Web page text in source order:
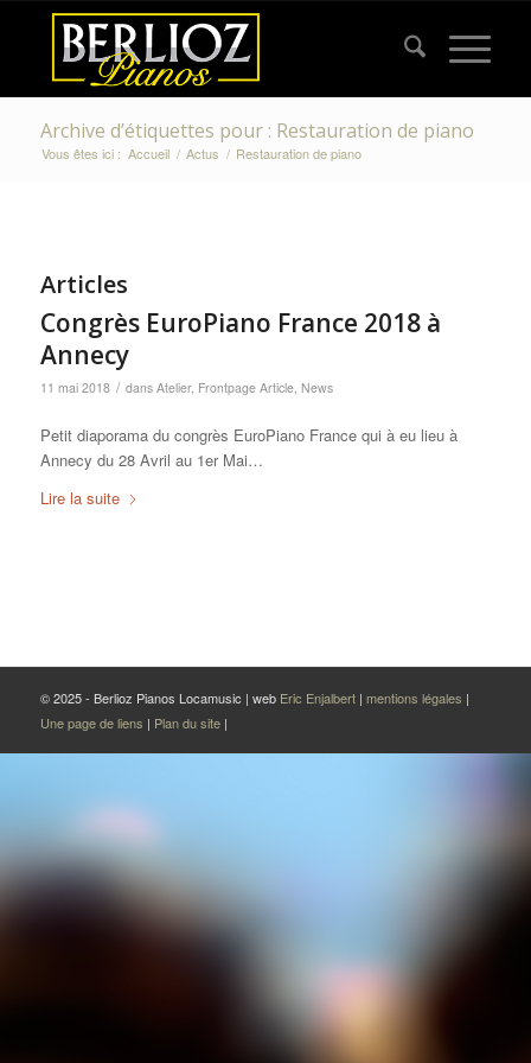
Archive d’étiquettes pour : Restauration de piano
Vous êtes ici : Accueil / Actus / Restauration de piano
Articles
Congrès EuroPiano France 2018 à
Annecy
11 mai 2018 / dans Atelier, Frontpage Article, News
Petit diaporama du congrès EuroPiano France qui à eu lieu à
Annecy du 28 Avril au 1er Mai…
Lire la suite
© 2025 - Berlioz Pianos Locamusic | web Eric Enjalbert| mentions légales |
Une page de liens | Plan du site |